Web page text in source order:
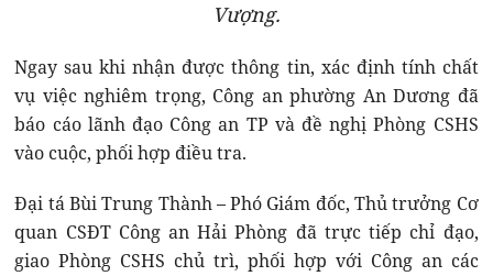
Vượng.
Ngay sau khi nhận được thông tin, xác định tính chất
vụ việc nghiêm trọng, Công an phường An Dương đã
báo cáo lãnh đạo Công an TP và đề nghị Phòng CSHS
vào cuộc, phối hợp điều tra.
Đại tá Bùi Trung Thành – Phó Giám đốc, Thủ trưởng Cơ
quan CSĐT Công an Hải Phòng đã trực tiếp chỉ đạo,
giao Phòng CSHS chủ trì, phối hợp với Công an các